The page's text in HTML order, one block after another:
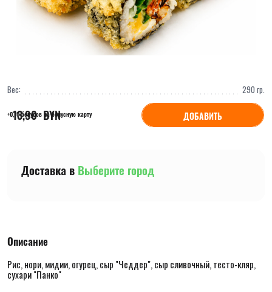
Вес: 290 гр.
13,90
  BYN
+0,70 бонусов на бонусную карту ДОБАВИТЬ
Доставка в Выберите город
Описание
Рис, нори, мидии, огурец, сыр "Чеддер", сыр сливочный, тесто-кляр,
сухари "Панко"